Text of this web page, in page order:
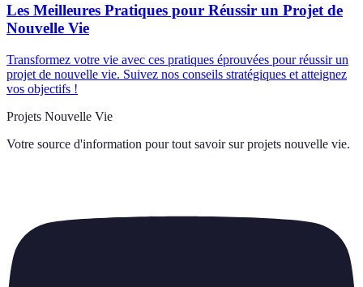
Les Meilleures Pratiques pour Réussir un Projet de
Nouvelle Vie
Transformez votre vie avec ces pratiques éprouvées pour réussir un
projet de nouvelle vie. Suivez nos conseils stratégiques et atteignez
vos objectifs !
Projets Nouvelle Vie
Votre source d'information pour tout savoir sur projets nouvelle vie.